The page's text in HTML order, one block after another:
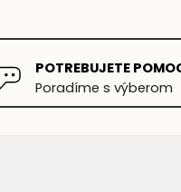
POTREBUJETE
Poradíme s výberom